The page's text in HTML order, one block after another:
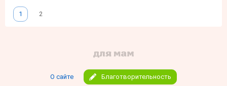
1 2
О сайте Благотворительность